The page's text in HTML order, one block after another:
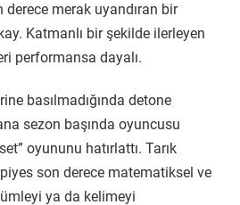
derece merak uyandıran bir
Katmanlı bir şekilde ilerleyen
performansa dayalı.
basılmadığında detone
sezon başında oyuncusu
oyununu hatırlattı. Tarık
son derece matematiksel ve
ya da kelimeyi